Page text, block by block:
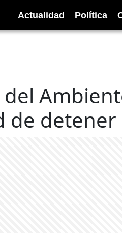
Actualidad Política
detener